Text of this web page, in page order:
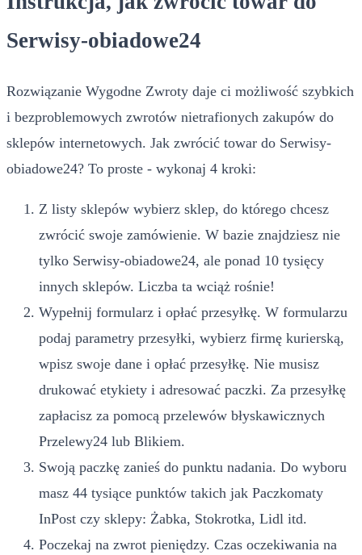
Serwisy-obiadowe24
Rozwiązanie Wygodne Zwroty daje ci możliwość szybkich
i bezproblemowych zwrotów nietrafionych zakupów do
sklepów internetowych. Jak zwrócić towar do Serwisy-
obiadowe24? To proste - wykonaj 4 kroki:
Z listy sklepów wybierz sklep, do którego chcesz
zwrócić swoje zamówienie. W bazie znajdziesz nie
tylko Serwisy-obiadowe24, ale ponad 10 tysięcy
innych sklepów. Liczba ta wciąż rośnie!
Wypełnij formularz i opłać przesyłkę. W formularzu
podaj parametry przesyłki, wybierz firmę kurierską,
wpisz swoje dane i opłać przesyłkę. Nie musisz
drukować etykiety i adresować paczki. Za przesyłkę
zapłacisz za pomocą przelewów błyskawicznych
Przelewy24 lub Blikiem.
Swoją paczkę zanieś do punktu nadania. Do wyboru
masz 44 tysiące punktów takich jak Paczkomaty
InPost czy sklepy: Żabka, Stokrotka, Lidl itd.
Poczekaj na zwrot pieniędzy. Czas oczekiwania na